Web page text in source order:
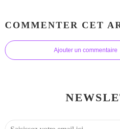
COMMENTER CET
Ajouter un commentaire